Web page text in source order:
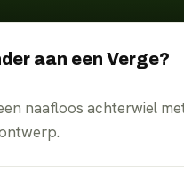
aan een Verge?
naafloos achterwiel